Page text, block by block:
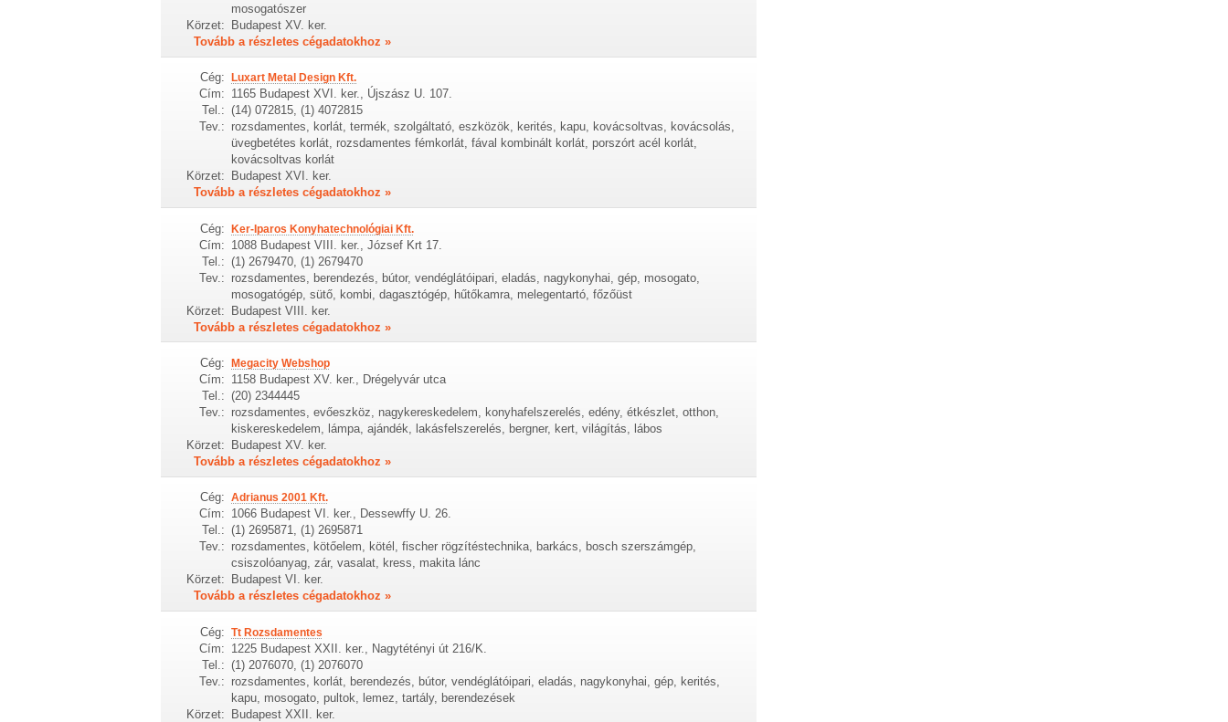
mosogatószer
Körzet:
Budapest XV. ker.
Tovább a részletes cégadatokhoz »
Cég: Luxart Metal Design Kft.
Cím: 1165 Budapest XVI. ker., Újszász U. 107.
Tel.: (14) 072815, (1) 4072815
Tev.: rozsdamentes, korlát, termék, szolgáltató, eszközök, kerités, kapu, kovácsoltvas, kovácsolás,
üvegbetétes korlát, rozsdamentes fémkorlát, fával kombinált korlát, porszórt acél korlát,
kovácsoltvas korlát
Körzet:
Budapest XVI. ker.
Tovább a részletes cégadatokhoz »
Cég: Ker-Iparos Konyhatechnológiai Kft.
Cím: 1088 Budapest VIII. ker., József Krt 17.
Tel.: (1) 2679470, (1) 2679470
Tev.: rozsdamentes, berendezés, bútor, vendéglátóipari, eladás, nagykonyhai, gép, mosogato,
mosogatógép, sütő, kombi, dagasztógép, hűtőkamra, melegentartó, főzőüst
Körzet: Budapest VIII. ker.
Tovább a részletes cégadatokhoz »
Cég: Megacity Webshop
Cím: 1158 Budapest XV. ker., Drégelyvár utca
Tel.: (20) 2344445
Tev.: rozsdamentes, evőeszköz, nagykereskedelem, konyhafelszerelés, edény, étkészlet, otthon,
kiskereskedelem, lámpa, ajándék, lakásfelszerelés, bergner, kert, világítás, lábos
Körzet:
Budapest XV. ker.
Tovább a részletes cégadatokhoz »
Cég: Adrianus 2001 Kft.
Cím: 1066 Budapest VI. ker., Dessewffy U. 26.
Tel.: (1) 2695871, (1) 2695871
Tev.: rozsdamentes, kötőelem, kötél, fischer rögzítéstechnika, barkács, bosch szerszámgép,
csiszolóanyag, zár, vasalat, kress, makita lánc
Körzet:
Budapest VI. ker.
Tovább a részletes cégadatokhoz »
Cég: Tt Rozsdamentes
Cím: 1225 Budapest XXII. ker., Nagytétényi út 216/K.
Tel.: (1) 2076070, (1) 2076070
Tev.: rozsdamentes, korlát, berendezés, bútor, vendéglátóipari, eladás, nagykonyhai, gép, kerités,
kapu, mosogato, pultok, lemez, tartály, berendezések
Körzet:
Budapest XXII. ker.